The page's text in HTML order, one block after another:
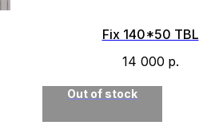
Fix 140*50 TBL
14 000 р.
Out of stock